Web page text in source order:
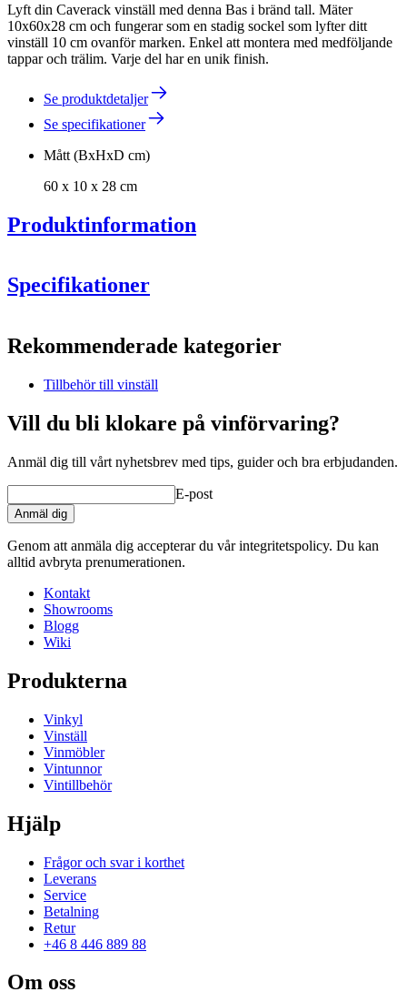
Lyft din Caverack vinställ med denna Bas i bränd tall. Mäter
10x60x28 cm och fungerar som en stadig sockel som lyfter ditt
vinställ 10 cm ovanför marken. Enkel att montera med medföljande
tappar och trälim. Varje del har en unik finish.
Se produktdetaljer
Se specifikationer
Mått (BxHxD cm)
60 x 10 x 28 cm
Produktinformation
Designa och inred själv
Med vårtonlineverktyg för inredning
Verktyget är mycket lätt och enkelt att använda. Allt sker
online i din webbläsare och du behöver inte installera något i
din dator.
Programmet öppnas i ett nytt, eget fönster och kräver endast
att du har flash installerad.
Specifikationer
ProduktnummerS601
Allmänt
PlaceringGolv
Tillverkare Caverack
Modulärtrue
LeveransOmonterad
Mått (BxHxD cm)
Höjd (cm)10
Bredd (cm)60
Vikt (kg)
Rekommenderade kategorier
Tillbehör till vinställ
Vill du bli klokare på vinförvaring?
Anmäl dig till vårt nyhetsbrev med tips, guider och bra erbjudanden.
E-post
Anmäl dig
Genom att anmäla dig accepterar du vår integritetspolicy. Du kan
alltid avbryta prenumerationen.
Kontakt
Showrooms
Blogg
Wiki
Produkterna
Vinkyl
Vinställ
Vinmöbler
Vintunnor
Vintillbehör
Hjälp
Frågor och svar i korthet
Leverans
Service
Betalning
Retur
+46 8 446 889 88
Om oss